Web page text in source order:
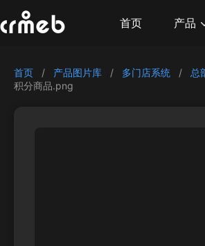
首页 产品
首页 / 产品图片库 / 多门店系统 / 总
积分商品.png